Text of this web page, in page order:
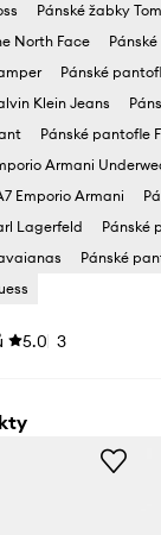
Pánské žabky
North Face
Pánské
Klein Jeans
Pánské pantofle
Armani
Emporio Armani
Lagerfeld
Pánské
Pánské
5.0 3